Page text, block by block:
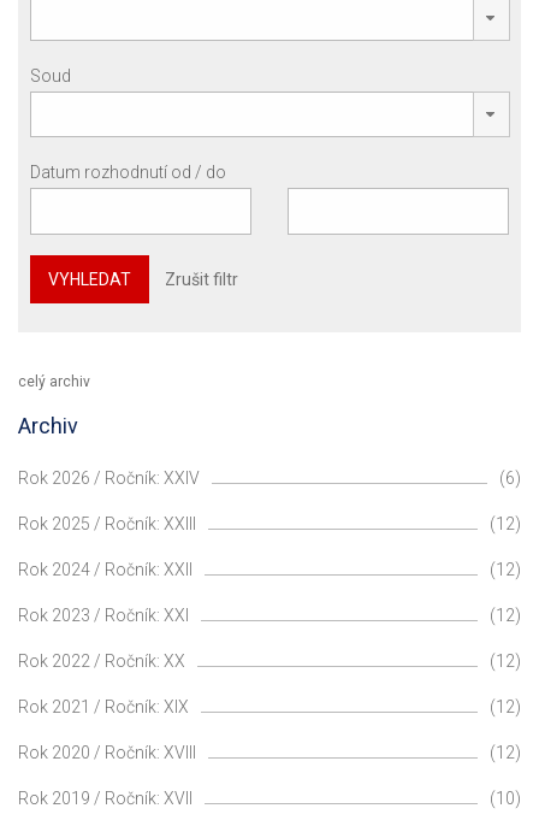
Soud
Datum rozhodnutí od / do
VYHLEDAT Zrušit filtr
celý archiv
Archiv
Rok 2026 / Ročník: XXIV (6)
Rok 2025 / Ročník: XXIII (12)
Rok 2024 / Ročník: XXII (12)
Rok 2023 / Ročník: XXI (12)
Rok 2022 / Ročník: XX (12)
Rok 2021 / Ročník: XIX (12)
Rok 2020 / Ročník: XVIII (12)
Rok 2019 / Ročník: XVII (10)